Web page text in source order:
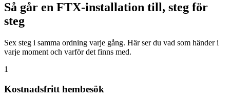
Så går en FTX-installation till, steg för
steg
Sex steg i samma ordning varje gång. Här ser du vad som händer i
varje moment och varför det finns med.
1
Kostnadsfritt hembesök